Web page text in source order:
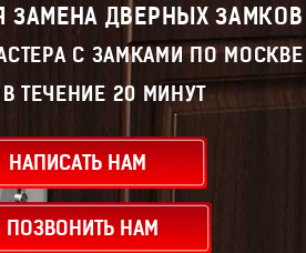
ЗАМЕНА ДВЕРНЫХ ЗАМКОВ
С ЗАМКАМИ ПО МОСКВЕ
В ТЕЧЕНИЕ 20 МИНУТ
НАПИСАТЬ НАМ
ПОЗВОНИТЬ НАМ